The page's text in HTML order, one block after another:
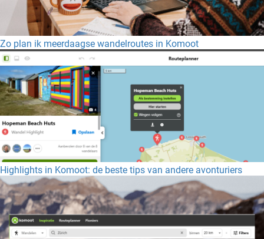
Zo plan ik meerdaagse wandelroutes in Komoot
Highlights in Komoot: de beste tips van andere avonturiers